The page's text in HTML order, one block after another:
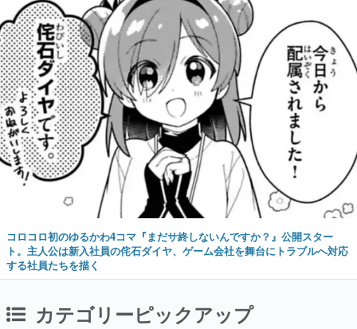
コロコロ初のゆるかわ4コマ『まだサ終しないんですか？』公開スター
ト。主人公は新入社員の侘石ダイヤ、ゲーム会社を舞台にトラブルへ対応
する社員たちを描く
カテゴリーピックアップ